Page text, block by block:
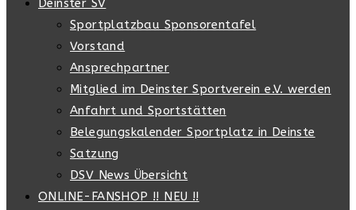
Deinster SV
Sportplatzbau Sponsorentafel
Vorstand
Ansprechpartner
Mitglied im Deinster Sportverein e.V. werden
Anfahrt und Sportstätten
Belegungskalender Sportplatz in Deinste
Satzung
DSV News Übersicht
ONLINE-FANSHOP !! NEU !!